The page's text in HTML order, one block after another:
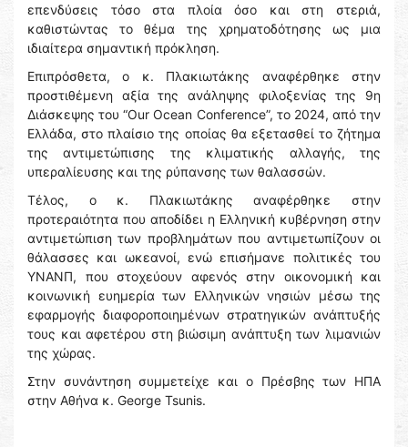
επενδύσεις τόσο στα πλοία όσο και στη στεριά,
καθιστώντας το θέμα της χρηματοδότησης ως μια
ιδιαίτερα σημαντική πρόκληση.
Επιπρόσθετα, ο κ. Πλακιωτάκης αναφέρθηκε στην
προστιθέμενη αξία της ανάληψης φιλοξενίας της 9η
Διάσκεψης του “Our Ocean Conference”, το 2024, από την
Ελλάδα, στο πλαίσιο της οποίας θα εξετασθεί το ζήτημα
της αντιμετώπισης της κλιματικής αλλαγής, της
υπεραλίευσης και της ρύπανσης των θαλασσών.
Τέλος, ο κ. Πλακιωτάκης αναφέρθηκε στην
προτεραιότητα που αποδίδει η Ελληνική κυβέρνηση στην
αντιμετώπιση των προβλημάτων που αντιμετωπίζουν οι
θάλασσες και ωκεανοί, ενώ επισήμανε πολιτικές του
ΥΝΑΝΠ, που στοχεύουν αφενός στην οικονομική και
κοινωνική ευημερία των Ελληνικών νησιών μέσω της
εφαρμογής διαφοροποιημένων στρατηγικών ανάπτυξής
τους και αφετέρου στη βιώσιμη ανάπτυξη των λιμανιών
της χώρας.
Στην συνάντηση συμμετείχε και ο Πρέσβης των ΗΠΑ
στην Αθήνα κ. George Tsunis.